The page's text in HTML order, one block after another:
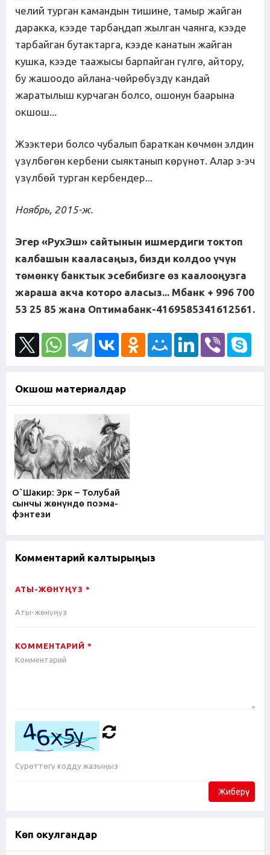
челий турган камандын тишине, тамыр жайган
даракка, кээде тарбаңдап жылган чаянга, кээде
тарбайган бутактарга, кээде канатын жайган
кушка, кээде таажысы барпайган гүлгө, айтору,
бу жашоодо айлана-чөйрөбүздү кандай
жаратылыш курчаган болсо, ошонун баарына
окшош...
Жээктери болсо чубалып бараткан көчмөн элдин
үзүлбөгөн кербени сыяктанып көрүнөт. Алар э-эч
үзүлбөй турган кербендер...
Ноябрь, 2015-ж.
Эгер «РухЭш» сайтынын ишмердиги токтоп
калбашын кааласаңыз, бизди колдоо үчүн
төмөнкү банктык эсебибизге өз каалооңузга
жараша акча которо аласыз... Мбанк + 996 700
53 25 85 жана Оптимабанк-4169585341612561.
Окшош материалдар
О`Шакир: Эрк – Толубай
сынчы жөнүндө поэма-
фэнтези
Комментарий калтырыңыз
АТЫ-ЖӨНҮҢҮЗ *
КОММЕНТАРИЙ *
Жиберүү
Көп окулгандар